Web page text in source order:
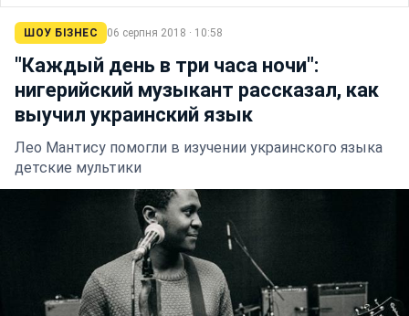
ШОУ БІЗНЕС 06 серпня 2018 · 10:58
"Каждый день в три часа ночи":
нигерийский музыкант рассказал, как
выучил украинский язык
Лео Мантису помогли в изучении украинского языка
детские мультики